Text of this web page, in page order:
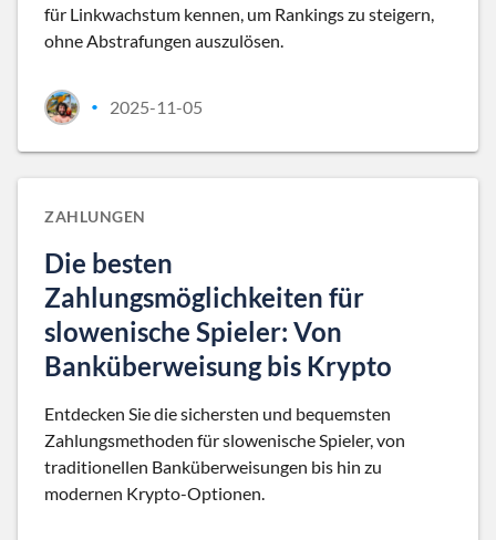
für Linkwachstum kennen, um Rankings zu steigern,
ohne Abstrafungen auszulösen.
• 2025-11-05
ZAHLUNGEN
Die besten
Zahlungsmöglichkeiten für
slowenische Spieler: Von
Banküberweisung bis Krypto
Entdecken Sie die sichersten und bequemsten
Zahlungsmethoden für slowenische Spieler, von
traditionellen Banküberweisungen bis hin zu
modernen Krypto-Optionen.